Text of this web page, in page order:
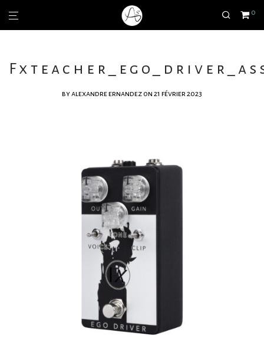
0
byalexandre ernandez on 21 février 2023